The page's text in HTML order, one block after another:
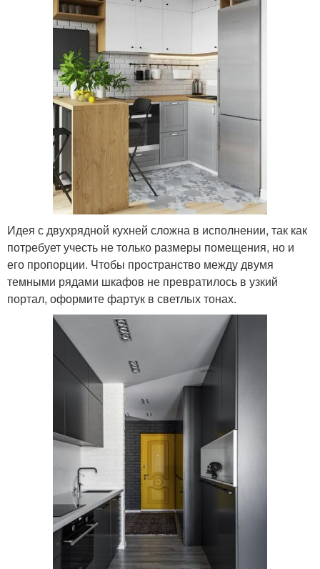
Идея с двухрядной кухней сложна в исполнении, так как
потребует учесть не только размеры помещения, но и
его пропорции. Чтобы пространство между двумя
темными рядами шкафов не превратилось в узкий
портал, оформите фартук в светлых тонах.